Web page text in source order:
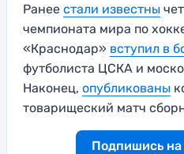
Ранее стали известны
чемпионата мира по
«Краснодар» вступил в
футболиста ЦСКА и
Наконец, опубликованы
товарищеский матч
Подпишись на